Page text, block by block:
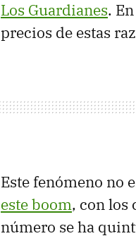
Los Guardianes.
precios de estas
Este fenómeno no
este boom, con los
número se ha